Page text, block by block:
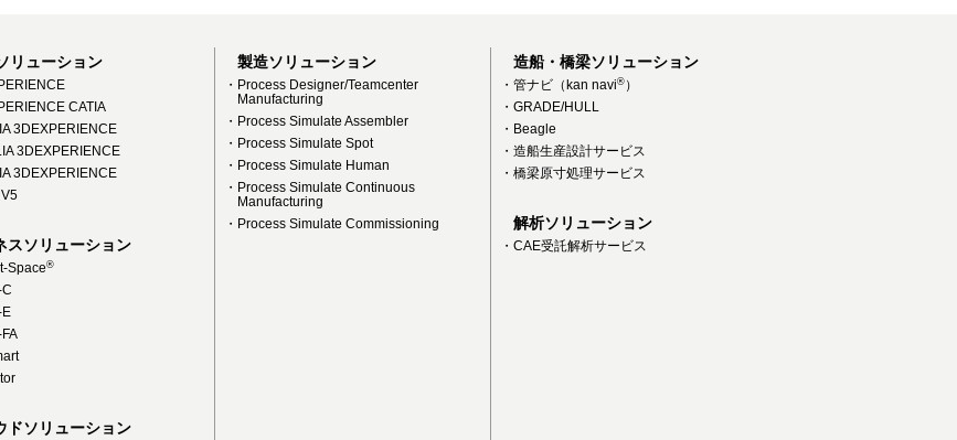
リューション
CATIA
3DEXPERIENCE
3DEXPERIENCE
3DEXPERIENCE
V5
スソリューション
Space®
C
E
ドソリューション
製造ソリューション
・Process Designer/Teamcenter
Manufacturing
・Process Simulate Assembler
・Process Simulate Spot
・Process Simulate Human
・Process Simulate Continuous
Manufacturing
・Process Simulate Commissioning
造船・橋梁ソリューション
・管ナビ（kan navi® ）
・GRADE/HULL
・Beagle
・造船生産設計サービス
・橋梁原寸処理サービス
解析ソリューション
・CAE受託解析サービス